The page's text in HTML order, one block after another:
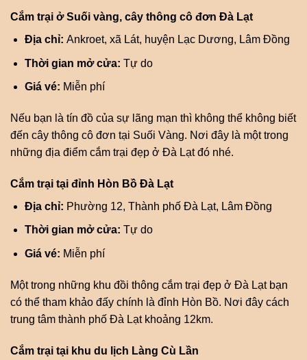
Cắm trại ở Suối vàng, cây thông cô đơn Đà Lạt
Địa chỉ: Ankroet, xã Lát, huyện Lạc Dương, Lâm Đồng
Thời gian mở cửa: Tự do
Giá vé: Miễn phí
Nếu bạn là tín đồ của sự lãng mạn thì không thể không biết
đến cây thông cô đơn tại Suối Vàng. Nơi đây là một trong
những địa điểm cắm trại đẹp ở Đà Lạt đó nhé.
Cắm trại tại đỉnh Hòn Bồ Đà Lạt
Địa chỉ: Phường 12, Thành phố Đà Lạt, Lâm Đồng
Thời gian mở cửa: Tự do
Giá vé: Miễn phí
Một trong những khu đồi thông cắm trại đẹp ở Đà Lạt bạn
có thể tham khảo đấy chính là đỉnh Hòn Bồ. Nơi đây cách
trung tâm thành phố Đà Lạt khoảng 12km.
Cắm trại tại khu du lịch Làng Cù Lần